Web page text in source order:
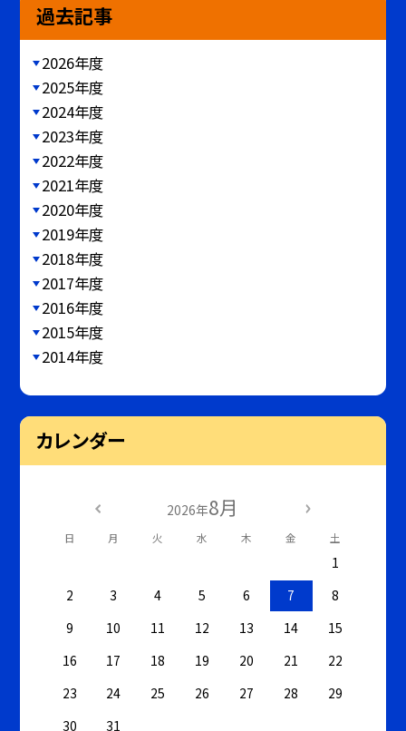
過去記事
2026年度
2025年度
2024年度
2023年度
2022年度
2021年度
2020年度
2019年度
2018年度
2017年度
2016年度
2015年度
2014年度
カレンダー
2026年8月
日 月 火 水 木 金 土
1
2
3 4 5 6 7
8
9
10 11 12 13 14
15
16
17 18 19 20 21
22
23
24 25 26 27 28
29
30
31